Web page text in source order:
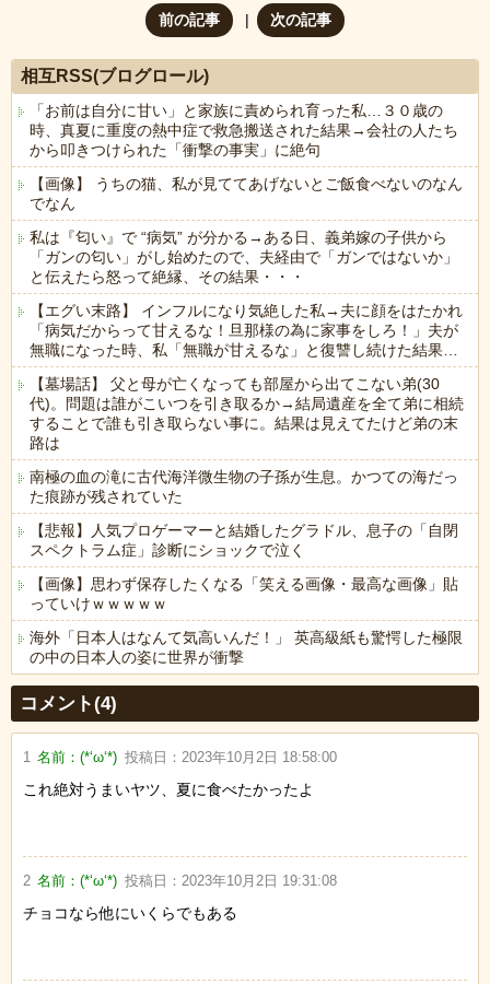
前の記事 次の記事
相互RSS(ブログロール)
「お前は自分に甘い」と家族に責められ育った私…３０歳の
時、真夏に重度の熱中症で救急搬送された結果→会社の人たち
から叩きつけられた「衝撃の事実」に絶句
【画像】 うちの猫、私が見ててあげないとご飯食べないのなん
でなん
私は『匂い』で “病気” が分かる→ある日、義弟嫁の子供から
「ガンの匂い」がし始めたので、夫経由で「ガンではないか」
と伝えたら怒って絶縁、その結果・・・
【エグい末路】 インフルになり気絶した私→夫に顔をはたかれ
「病気だからって甘えるな！旦那様の為に家事をしろ！」夫が
無職になった時、私「無職が甘えるな」と復讐し続けた結果…
【墓場話】 父と母が亡くなっても部屋から出てこない弟(30
代)。問題は誰がこいつを引き取るか→結局遺産を全て弟に相続
することで誰も引き取らない事に。結果は見えてたけど弟の末
路は
南極の血の滝に古代海洋微生物の子孫が生息。かつての海だっ
た痕跡が残されていた
【悲報】人気プロゲーマーと結婚したグラドル、息子の「自閉
スペクトラム症」診断にショックで泣く
【画像】思わず保存したくなる「笑える画像・最高な画像」貼
っていけｗｗｗｗｗ
海外「日本人はなんて気高いんだ！」 英高級紙も驚愕した極限
の中の日本人の姿に世界が衝撃
Powered by livedoor 相互RSS
コメント(4)
1 名前：(*‘ω‘*) 投稿日： 2023年10月2日 18:58:00
これ絶対うまいヤツ、夏に食べたかったよ
2 名前：(*‘ω‘*) 投稿日： 2023年10月2日 19:31:08
チョコなら他にいくらでもある